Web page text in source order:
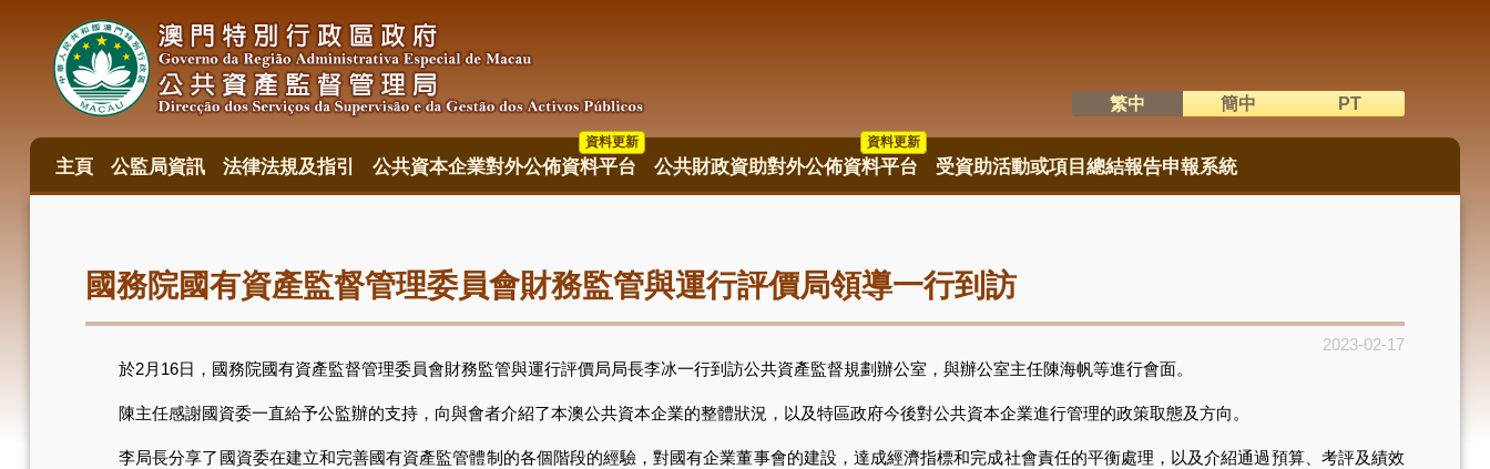
語系切換
繁中 簡中 PT
目
主頁 公監局資訊 法律法規及指引 公共資本企業對外公佈資料平台
資料更新
公共財政資助對外公佈資料平台
資料更新
資料更新
受資助活動或項目總結報告申報系統
國務院國有資產監督管理委員會財務監管與運行評價局領導一行到訪
2023-02-17
於2月16日，國務院國有資產監督管理委員會財務監管與運行評價局局長李冰一行到訪公共資產監督規劃辦公室，與辦公室主任陳海帆等進行會面。
陳主任感謝國資委一直給予公監辦的支持，向與會者介紹了本澳公共資本企業的整體狀況，以及特區政府今後對公共資本企業進行管理的政策取態及方向。
李局長分享了國資委在建立和完善國有資產監管體制的各個階段的經驗，對國有企業董事會的建設，達成經濟指標和完成社會責任的平衡處理，以及介紹通過預算、考評及績效